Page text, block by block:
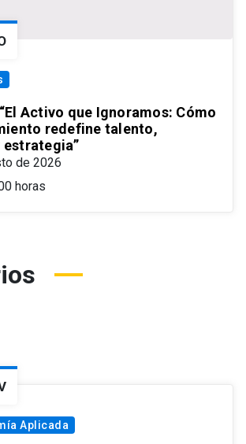
Activo que Ignoramos: Cómo
redefine talento,
estrategia”
de 2026
horas
Aplicada